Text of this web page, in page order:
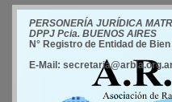
PERSONERÍA JURÍDICA
DPPJ Pcia. BUENOS AIRES
N° Registro de Entidad de
E-Mail: